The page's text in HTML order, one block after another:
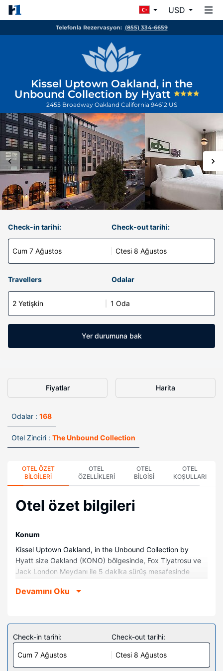
USD
Telefonla Rezervasyon: (855) 334-6659
Kissel Uptown Oakland, in the
Unbound Collection by Hyatt
2455 Broadway Oakland California 94612 US
Check-in tarihi:
Cum 7 Ağustos
Check-out tarihi:
Ctesi 8 Ağustos
Travellers Odalar
2 Yetişkin 1 Oda
Yer durumuna bak
Fiyatlar Harita
Odalar : 168
Otel Zinciri : The Unbound Collection
OTEL ÖZET
BILGILERI
OTEL
ÖZELLIKLERI
OTEL
BILGISI
OTEL
KOŞULLARI
Otel özet bilgileri
Konum
Kissel Uptown Oakland, in the Unbound Collection by
Hyatt size Oakland (KONO) bölgesinde, Fox Tiyatrosu ve
Jack London Meydanı ile 5 dakika sürüş mesafesinde
4,6 mi (7,3 km) ve Moscone Kongre Merkezi ile 9,9 mi
Misafirler için 168 klimalı odada Akıllı televizyonlar
mevcuttur. Yatağınızda kuştüyü yorgan ve Mısır pamuklu
çarşaf takımı vardır. Misafirlerimize ücretsiz kablosuz
internet sunulmaktadır. Misafirlerimizin iyi vakit
Devamını Oku
Check-in tarihi:
Cum 7 Ağustos
Check-out tarihi:
Ctesi 8 Ağustos